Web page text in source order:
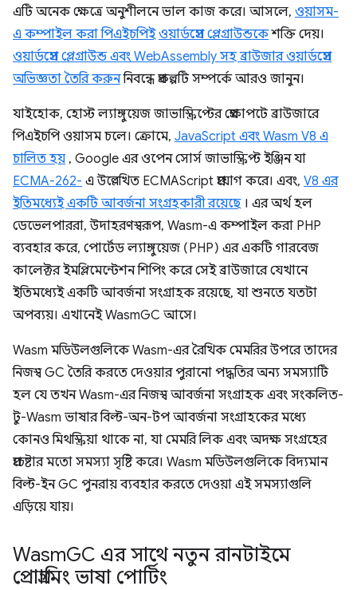
এটি অনেক ক্ষেত্রে অনুশীলনে ভাল কাজ করে। আসলে, ওয়াসম-
এ কম্পাইল করা পিএইচপিই ওয়ার্ডপ্রেস প্লেগ্রাউন্ডকেশক্তি দেয়।
ওয়ার্ডপ্রেস প্লেগ্রাউন্ড এবং WebAssembly সহ ব্রাউজার ওয়ার্ডপ্রেস
অভিজ্ঞতা তৈরি করুননিবন্ধে প্রকল্পটি সম্পর্কে আরও জানুন।
যাইহোক, হোস্ট ল্যাঙ্গুয়েজ জাভাস্ক্রিপ্টের প্রেক্ষাপটে ব্রাউজারে
পিএইচপি ওয়াসম চলে। ক্রোমে, JavaScript এবং Wasm V8 এ
চালিত হয় , Google এর ওপেন সোর্স জাভাস্ক্রিপ্ট ইঞ্জিন যা
ECMA-262- এ উল্লেখিত ECMAScript প্রয়োগ করে। এবং, V8 এর
ইতিমধ্যেই একটি আবর্জনা সংগ্রহকারী রয়েছে। এর অর্থ হল
ডেভেলপাররা, উদাহরণস্বরূপ, Wasm-এ কম্পাইল করা PHP
ব্যবহার করে, পোর্টেড ল্যাঙ্গুয়েজ (PHP) এর একটি গারবেজ
কালেক্টর ইমপ্লিমেন্টেশন শিপিং করে সেই ব্রাউজারে যেখানে
ইতিমধ্যেই একটি আবর্জনা সংগ্রাহক রয়েছে, যা শুনতে যতটা
অপব্যয়। এখানেই WasmGC আসে।
Wasm মডিউলগুলিকে Wasm-এর রৈখিক মেমরির উপরে তাদের
নিজস্ব GC তৈরি করতে দেওয়ার পুরানো পদ্ধতির অন্য সমস্যাটি
হল যে তখন Wasm-এর নিজস্ব আবর্জনা সংগ্রাহক এবং সংকলিত-
টু-Wasm ভাষার বিল্ট-অন-টপ আবর্জনা সংগ্রাহকের মধ্যে
কোনও মিথস্ক্রিয়া থাকে না, যা মেমরি লিক এবং অদক্ষ সংগ্রহের
প্রচেষ্টার মতো সমস্যা সৃষ্টি করে। Wasm মডিউলগুলিকে বিদ্যমান
বিল্ট-ইন GC পুনরায় ব্যবহার করতে দেওয়া এই সমস্যাগুলি
এড়িয়ে যায়।
WasmGC এর সাথে নতুন রানটাইমে
প্রোগ্রামিং ভাষা পোর্টিং